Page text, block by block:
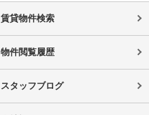
賃貸物件検索
物件閲覧履歴
スタッフブログ